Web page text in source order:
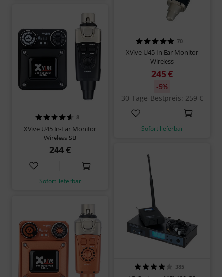
8
XVive U45 In-Ear Monitor
Wireless SB
244 €
Sofort lieferbar
70
XVive U45 In-Ear Monitor
Wireless
245 €
30-Tage-Bestpreis: 259 €
-5%
Sofort lieferbar
385